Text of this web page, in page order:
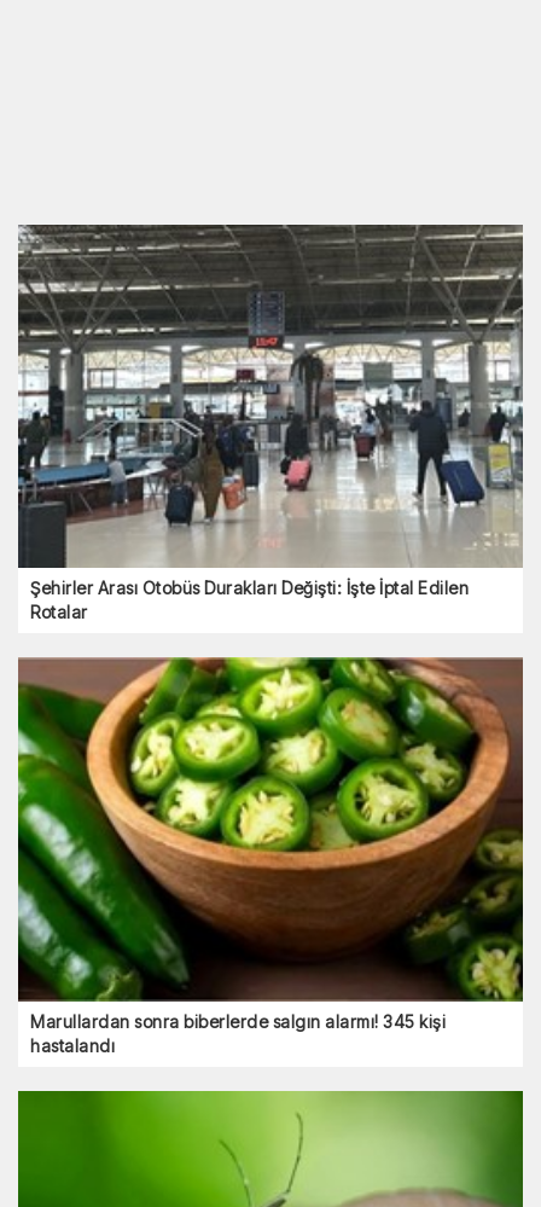
Şehirler Arası Otobüs Durakları Değişti: İşte İptal Edilen
Rotalar
Marullardan sonra biberlerde salgın alarmı! 345 kişi
hastalandı